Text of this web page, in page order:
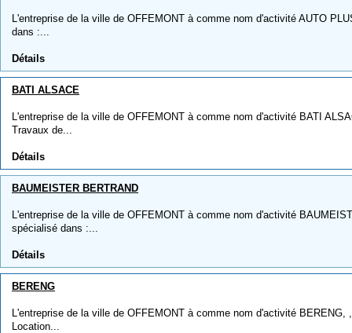
L'entreprise de la ville de OFFEMONT à comme nom d'activité AUTO
dans :...
Détails
BATI ALSACE
L'entreprise de la ville de OFFEMONT à comme nom d'activité BATI
Travaux de...
Détails
BAUMEISTER BERTRAND
L'entreprise de la ville de OFFEMONT à comme nom d'activité
spécialisé dans :...
Détails
BERENG
L'entreprise de la ville de OFFEMONT à comme nom d'activité
Location...